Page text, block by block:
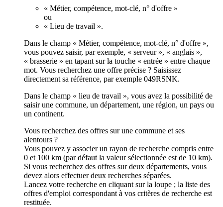
« Métier, compétence, mot-clé, n° d'offre »
ou
« Lieu de travail ».
Dans le champ « Métier, compétence, mot-clé, n° d'offre »,
vous pouvez saisir, par exemple, « serveur », « anglais »,
« brasserie » en tapant sur la touche « entrée » entre chaque
mot. Vous recherchez une offre précise ? Saisissez
directement sa référence, par exemple 049RSNK.
Dans le champ « lieu de travail », vous avez la possibilité de
saisir une commune, un département, une région, un pays ou
un continent.
Vous recherchez des offres sur une commune et ses
alentours ?
Vous pouvez y associer un rayon de recherche compris entre
0 et 100 km (par défaut la valeur sélectionnée est de 10 km).
Si vous recherchez des offres sur deux départements, vous
devez alors effectuer deux recherches séparées.
Lancez votre recherche en cliquant sur la loupe ; la liste des
offres d'emploi correspondant à vos critères de recherche est
restituée.